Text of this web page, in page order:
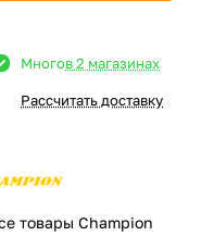
Многов 2 магазинах
Рассчитать доставку
товары Champion